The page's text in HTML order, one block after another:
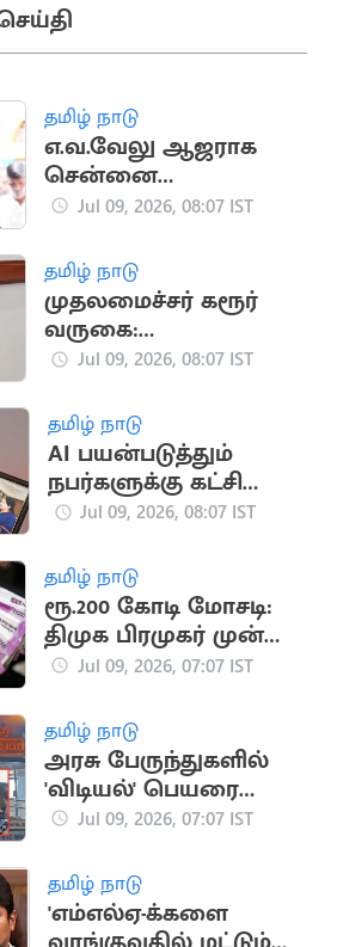
தமிழ் நாடு
எ.வ.வேலு ஆஜராக
சென்னை
உயர்நீதிமன்றம்
Jul 09, 2026, 08:07 IST
தமிழ் நாடு
முதலமைச்சர் கரூர்
வருகை:
தொண்டர்கள்,
தனித்தனி வழிகள்
அமைப்பு
Jul 09, 2026, 08:07 IST
தமிழ் நாடு
AI பயன்படுத்தும்
நபர்களுக்கு கட்சி
பதவி - எடப்பாடி
Jul 09, 2026, 08:07 IST
தமிழ் நாடு
ரூ.200 கோடி மோசடி:
திமுக பிரமுகர் முன்
ஜாமீன் தள்ளுபடி
Jul 09, 2026, 07:07 IST
தமிழ் நாடு
அரசு பேருந்துகளில்
'விடியல்' பெயரை
நீக்கிய தவெக அரசு
Jul 09, 2026, 07:07 IST
தமிழ் நாடு
'எம்எல்ஏ-க்களை